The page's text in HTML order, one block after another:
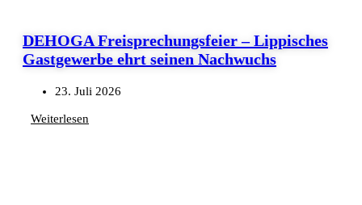
DEHOGA Freisprechungsfeier – Lippisches
Gastgewerbe ehrt seinen Nachwuchs
23. Juli 2026
Weiterlesen